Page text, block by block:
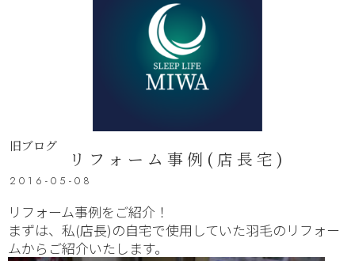
旧ブログ
リフォーム事例(店長宅)
2016-05-08
リフォーム事例をご紹介！
まずは、私(店長)の自宅で使用していた羽毛のリフォー
ムからご紹介いたします。